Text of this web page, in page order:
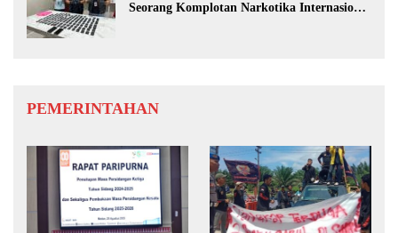
Seorang Komplotan Narkotika Internasional
PEMERINTAHAN